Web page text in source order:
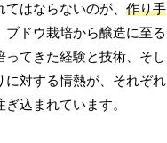
てはならないのが、作り手
ブドウ栽培から醸造に至る
ってきた経験と技術、そし
に対する情熱が、それぞれ
込まれています。